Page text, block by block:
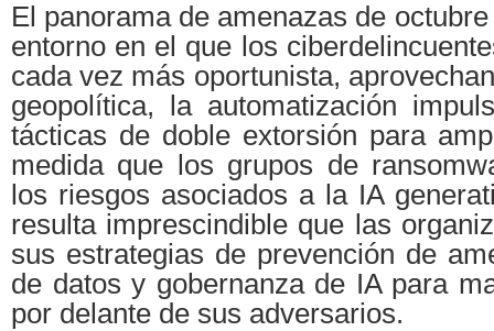
El panorama de amenazas de
entorno en el que los
cada vez más oportunista,
geopolítica, la automatización
tácticas de doble extorsión para
medida que los grupos de
los riesgos asociados a la IA
resulta imprescindible que las
sus estrategias de prevención de
de datos y gobernanza de IA para
por delante de sus adversarios.